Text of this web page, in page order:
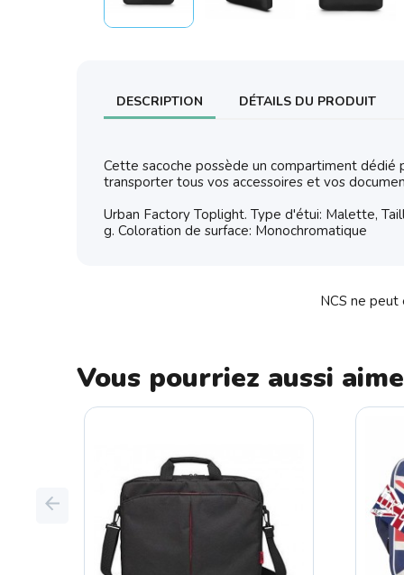
DESCRIPTION DÉTAILS DU PRODUIT
Cette sacoche possède un compartiment dédié
transporter tous vos accessoires et vos
Urban Factory Toplight. Type d'étui: Malette,
g. Coloration de surface: Monochromatique
NCS ne
Vous pourriez aussi
Previous